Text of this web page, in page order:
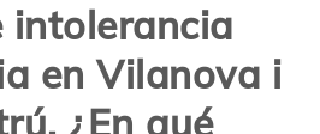
intolerancia
en Vilanova i
¿En qué